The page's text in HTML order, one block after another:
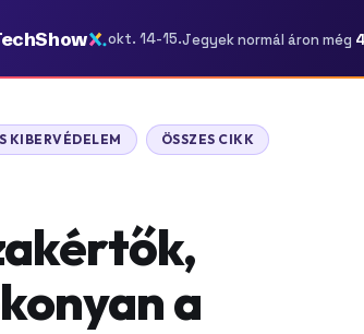
okt. 14-15.Jegyek normál áron még
KIBERVÉDELEM ÖSSZES CIKK
a